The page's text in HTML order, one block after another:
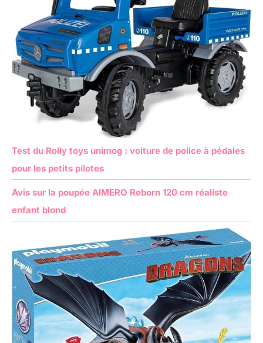
Test du Rolly toys unimog : voiture de police à pédales
pour les petits pilotes
Avis sur la poupée AIMERO Reborn 120 cm réaliste
enfant blond